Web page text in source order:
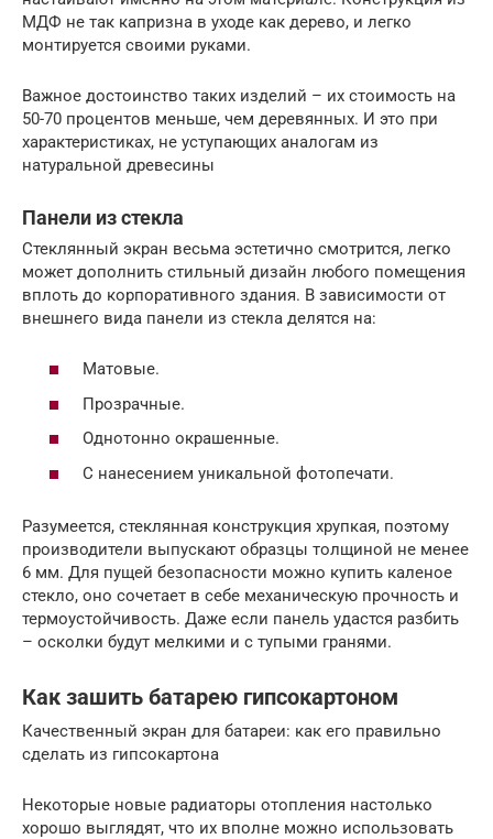
МДФ не так капризна в уходе как дерево, и легко
монтируется своими руками.
Важное достоинство таких изделий – их стоимость на
50-70 процентов меньше, чем деревянных. И это при
характеристиках, не уступающих аналогам из
натуральной древесины
Панели из стекла
Стеклянный экран весьма эстетично смотрится, легко
может дополнить стильный дизайн любого помещения
вплоть до корпоративного здания. В зависимости от
внешнего вида панели из стекла делятся на:
Матовые.
Прозрачные.
Однотонно окрашенные.
С нанесением уникальной фотопечати.
Разумеется, стеклянная конструкция хрупкая, поэтому
производители выпускают образцы толщиной не менее
6 мм. Для пущей безопасности можно купить каленое
стекло, оно сочетает в себе механическую прочность и
термоустойчивость. Даже если панель удастся разбить
– осколки будут мелкими и с тупыми гранями.
Как зашить батарею гипсокартоном
Качественный экран для батареи: как его правильно
сделать из гипсокартона
Некоторые новые радиаторы отопления настолько
хорошо выглядят, что их вполне можно использовать